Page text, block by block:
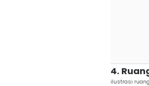
4.
ilustrasi